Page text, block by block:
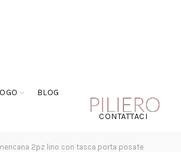
BLOG
CONTATTACI
2pz lino con tasca porta posate